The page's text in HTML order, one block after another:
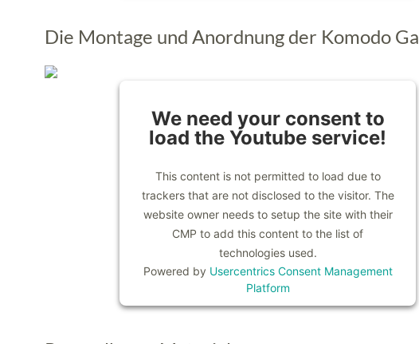
Die Montage und Anordnung der Komodo
We need your consent to
load the Youtube service!
This content is not permitted to load due to
trackers that are not disclosed to the visitor. The
website owner needs to setup the site with their
CMP to add this content to the list of
technologies used.
Powered by Usercentrics Consent Management
Platform